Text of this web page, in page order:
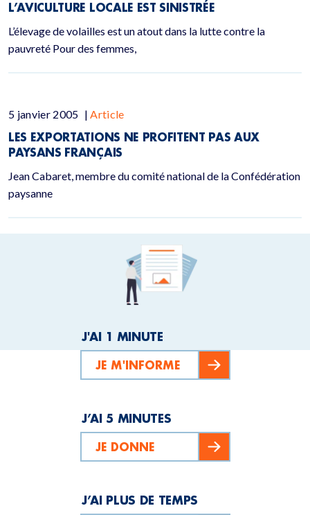
L’AVICULTURE LOCALE EST SINISTRÉE
L’élevage de volailles est un atout dans la lutte contre la
pauvreté Pour des femmes,
5 janvier 2005 | Article
LES EXPORTATIONS NE PROFITENT PAS AUX
PAYSANS FRANÇAIS
Jean Cabaret, membre du comité national de la Confédération
paysanne
J'AI 1 MINUTE
JE M'INFORME
J’AI 5 MINUTES
JE DONNE
J’AI PLUS DE TEMPS